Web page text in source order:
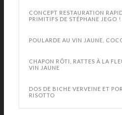
CONCEPT RESTAURATION
PRIMITIFS DE STÉPHANE JEGO !
POULARDE AU VIN JAUNE,
CHAPON RÔTI, RATTES À LA
VIN JAUNE
DOS DE BICHE VERVEINE ET
RISOTTO